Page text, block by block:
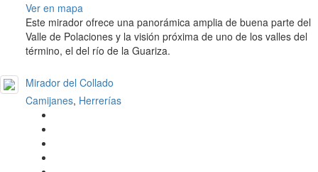
Ver en mapa
Este mirador ofrece una panorámica amplia de buena parte del
Valle de Polaciones y la visión próxima de uno de los valles del
término, el del río de la Guariza.
Mirador del Collado
Camijanes, Herrerías